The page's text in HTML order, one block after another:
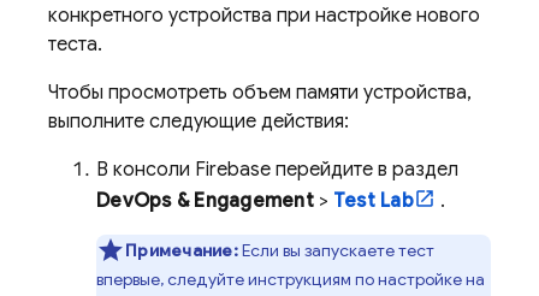
конкретного устройства при настройке нового
теста.
Чтобы просмотреть объем памяти устройства,
выполните следующие действия:
В консоли Firebase перейдите в раздел
DevOps & Engagement> Test Lab .
Примечание:Если вы запускаете тест
впервые, следуйте инструкциям по настройке на